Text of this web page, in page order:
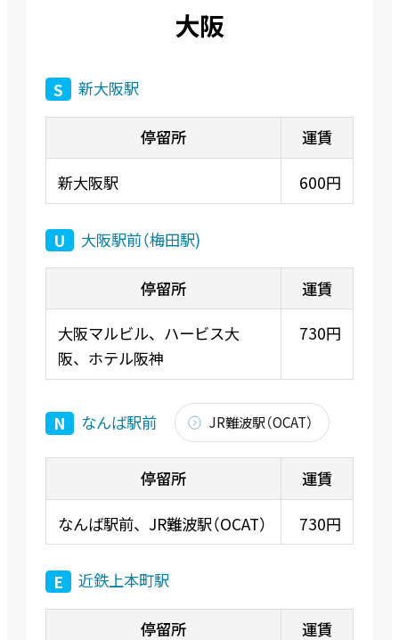
大阪
S 新大阪駅
新大阪駅 600円
U 大阪駅前（梅田駅)
大阪マルビル、ハービス大
阪、ホテル阪神
730円
N なんば駅前 JR難波駅（OCAT）
なんば駅前、JR難波駅（OCAT） 730円
E 近鉄上本町駅